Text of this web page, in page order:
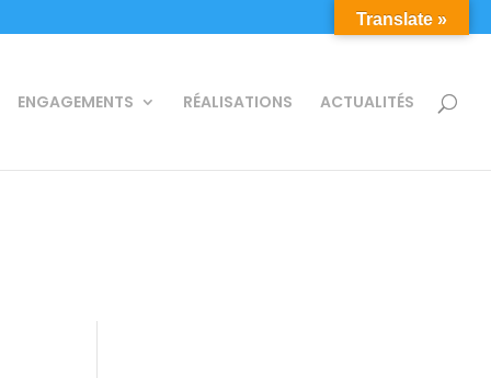
ENGAGEMENTS RÉALISATIONS ACTUALITÉS
Translate »